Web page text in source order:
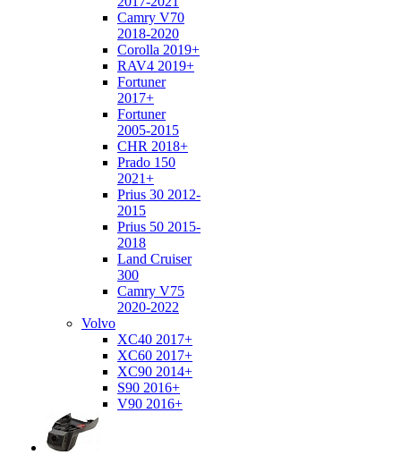
Camry V70
2018-2020
Corolla 2019+
RAV4 2019+
Fortuner
2017+
Fortuner
2005-2015
CHR 2018+
Prado 150
2021+
Prius 30 2012-
2015
Prius 50 2015-
2018
Land Cruiser
300
Camry V75
2020-2022
Volvo
XC40 2017+
XC60 2017+
XC90 2014+
S90 2016+
V90 2016+